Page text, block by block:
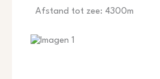
Afstand tot zee: 4300m